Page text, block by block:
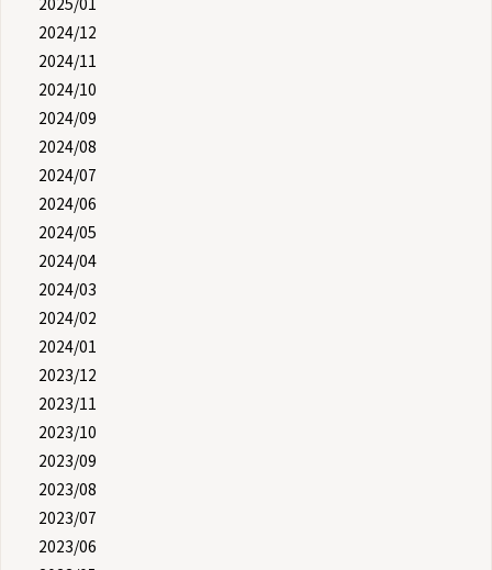
2024/12
2024/11
2024/10
2024/09
2024/08
2024/07
2024/06
2024/05
2024/04
2024/03
2024/02
2024/01
2023/12
2023/11
2023/10
2023/09
2023/08
2023/07
2023/06